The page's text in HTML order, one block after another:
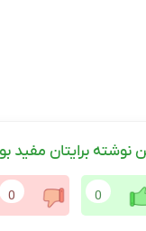
نوشته برایتان مفید
0
0